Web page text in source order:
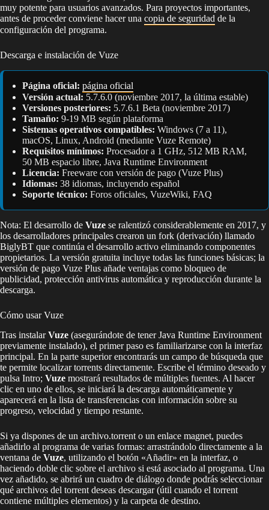
muy potente para usuarios avanzados. Para proyectos importantes,
antes de proceder conviene hacer una copia de seguridad de la
configuración del programa.
Descarga e instalación de Vuze
Página oficial: página oficial
Versión actual: 5.7.6.0 (noviembre 2017, la última estable)
Versiones posteriores: 5.7.6.1 Beta (noviembre 2017)
Tamaño: 9-19 MB según plataforma
Sistemas operativos compatibles: Windows (7 a 11),
macOS, Linux, Android (mediante Vuze Remote)
Requisitos mínimos: Procesador a 1 GHz, 512 MB RAM,
50 MB espacio libre, Java Runtime Environment
Licencia: Freeware con versión de pago (Vuze Plus)
Idiomas: 38 idiomas, incluyendo español
Soporte técnico: Foros oficiales, VuzeWiki, FAQ
Nota: El desarrollo de Vuze se ralentizó considerablemente en 2017, y
los desarrolladores principales crearon un fork (derivación) llamado
BiglyBT que continúa el desarrollo activo eliminando componentes
propietarios. La versión gratuita incluye todas las funciones básicas; la
versión de pago Vuze Plus añade ventajas como bloqueo de
publicidad, protección antivirus automática y reproducción durante la
descarga.
Cómo usar Vuze
Tras instalarVuze (asegurándote de tener Java Runtime Environment
previamente instalado), el primer paso es familiarizarse con la interfaz
principal. En la parte superior encontrarás un campo de búsqueda que
te permite localizar torrents directamente. Escribe el término deseado y
pulsa Intro; Vuze mostrará resultados de múltiples fuentes. Al hacer
clic en uno de ellos, se iniciará la descarga automáticamente y
aparecerá en la lista de transferencias con información sobre su
progreso, velocidad y tiempo restante.
Si ya dispones de un archivo.torrent o un enlace magnet, puedes
añadirlo al programa de varias formas: arrastrándolo directamente a la
ventana de Vuze, utilizando el botón «Añadir» en la interfaz, o
haciendo doble clic sobre el archivo si está asociado al programa. Una
vez añadido, se abrirá un cuadro de diálogo donde podrás seleccionar
qué archivos del torrent deseas descargar (útil cuando el torrent
contiene múltiples elementos) y la carpeta de destino.